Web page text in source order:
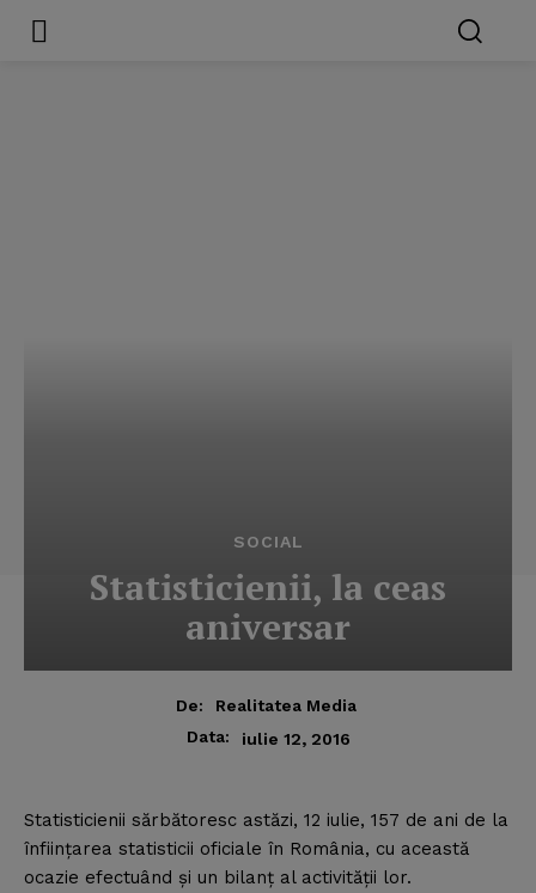
SOCIAL
Statisticienii, la ceas
aniversar
De:
Realitatea Media
Data:
iulie 12, 2016
Statisticienii sărbătoresc astăzi, 12 iulie, 157 de ani de la
înfiinţarea statisticii oficiale în România, cu această
ocazie efectuând şi un bilanţ al activităţii lor.